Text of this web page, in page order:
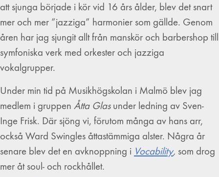
att sjunga började i kör vid 16 års ålder, blev det snart
mer och mer ”jazziga” harmonier som gällde. Genom
åren har jag sjungit allt från manskör och barbershop till
symfoniska verk med orkester och jazziga
vokalgrupper.
Under min tid på Musikhögskolan i Malmö blev jag
medlem i gruppen Åtta Glasunder ledning av Sven-
Inge Frisk. Där sjöng vi, förutom många av hans arr,
också Ward Swingles åttastämmiga alster. Några år
senare blev det en avknoppning i Vocability, som drog
mer åt soul- och rockhållet.